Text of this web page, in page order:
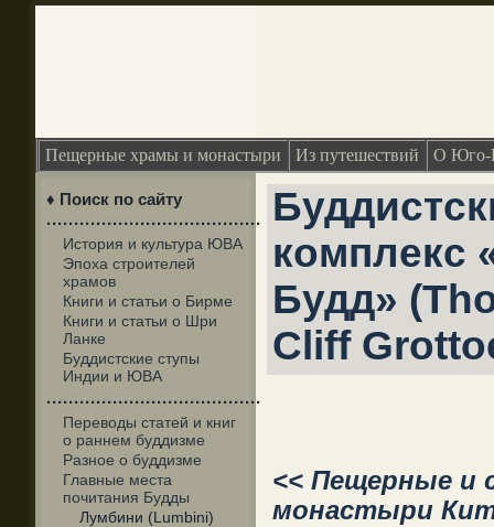
Пещерные храмы и монастыри Из путешествий О Юго-
♦ Поиск по сайту
·······································
История и культура ЮВА
Эпоха строителей
храмов
Книги и статьи о Бирме
Книги и статьи о Шри
Ланке
Буддистские ступы
Индии и ЮВА
·······································
Переводы статей и книг
о раннем буддизме
Разное о буддизме
Главные места
почитания Будды
Лумбини (Lumbini)
комплекс
Будд»
Cliff
<< Пещерные и
монастыри